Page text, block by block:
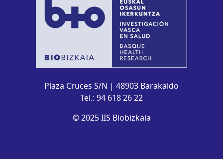
Plaza Cruces S/N | 48903 Barakaldo
Tel.: 94 618 26 22
© 2025 IIS Biobizkaia